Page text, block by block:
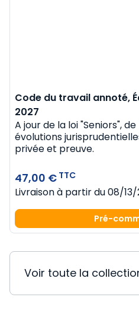
Code du travail annoté,
2027
A jour de la loi "Seniors",
évolutions
privée et preuve.
47,00 € TTC
Livraison à partir du 08/
Pré-
Voir toute la